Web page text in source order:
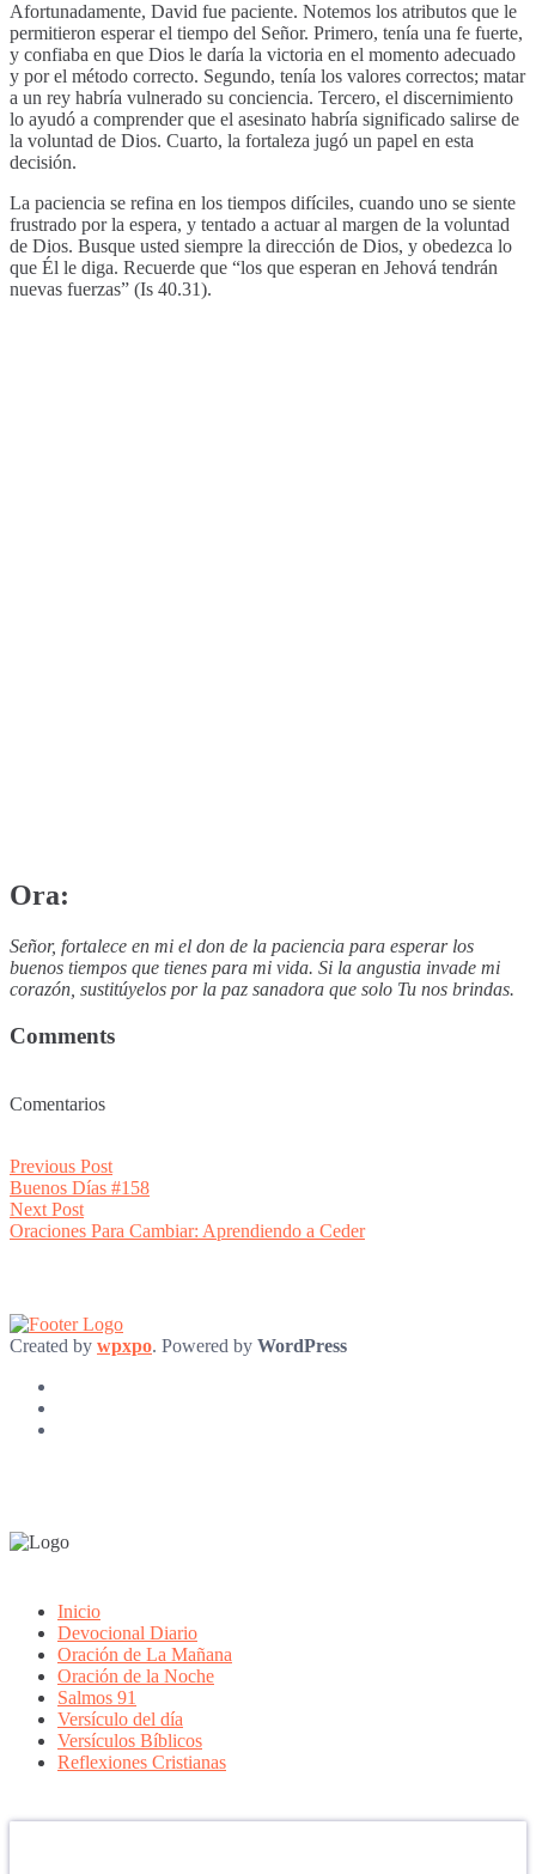
Afortunadamente, David fue paciente. Notemos los atributos que le
permitieron esperar el tiempo del Señor. Primero, tenía una fe fuerte,
y confiaba en que Dios le daría la victoria en el momento adecuado
y por el método correcto. Segundo, tenía los valores correctos; matar
a un rey habría vulnerado su conciencia. Tercero, el discernimiento
lo ayudó a comprender que el asesinato habría significado salirse de
la voluntad de Dios. Cuarto, la fortaleza jugó un papel en esta
decisión.
La paciencia se refina en los tiempos difíciles, cuando uno se siente
frustrado por la espera, y tentado a actuar al margen de la voluntad
de Dios. Busque usted siempre la dirección de Dios, y obedezca lo
que Él le diga. Recuerde que “los que esperan en Jehová tendrán
nuevas fuerzas” (Is 40.31).
Ora:
Señor, fortalece en mi el don de la paciencia para esperar los
buenos tiempos que tienes para mi vida. Si la angustia invade mi
corazón, sustitúyelos por la paz sanadora que solo Tu nos brindas.
Comments
Comentarios
Post
navigation
Previous PostPrevious
post:
Buenos Días #158
Next PostNext
post:
Oraciones Para Cambiar: Aprendiendo a Ceder
Created by wpxpo. Powered by WordPress
Inicio
Devocional Diario
Oración de La Mañana
Oración de la Noche
Salmos 91
Versículo del día
Versículos Bíblicos
Reflexiones Cristianas